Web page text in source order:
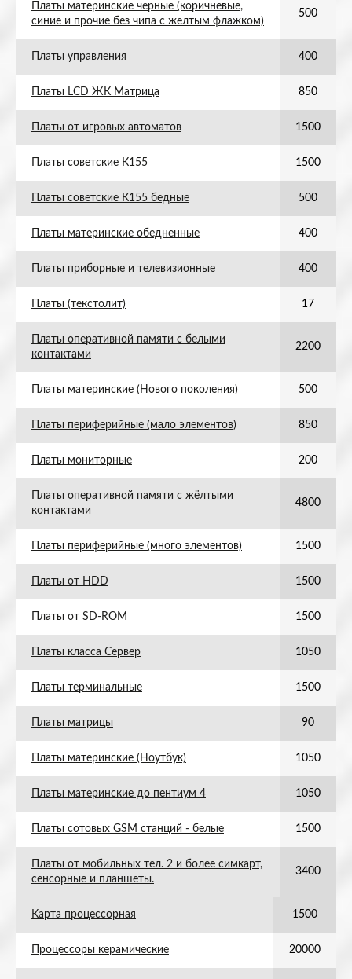
Платы материнские черные (коричневые,
синие и прочие без чипа с желтым флажком)
500
Платы управления 400
Платы LCD ЖК Матрица 850
Платы от игровых автоматов 1500
Платы советские К155 1500
Платы советские К155 бедные 500
Платы материнские обедненные 400
Платы приборные и телевизионные 400
Платы (текстолит) 17
Платы оперативной памяти с белыми
контактами
2200
Платы материнские (Нового поколения) 500
Платы периферийные (мало элементов) 850
Платы мониторные 200
Платы оперативной памяти с жёлтыми
контактами
4800
Платы периферийные (много элементов) 1500
Платы от HDD 1500
Платы от SD-ROM 1500
Платы класса Сервер 1050
Платы терминальные 1500
Платы матрицы 90
Платы материнские (Ноутбук) 1050
Платы материнские до пентиум 4 1050
Платы сотовых GSM станций - белые 1500
Платы от мобильных тел. 2 и более симкарт,
сенсорные и планшеты.
3400
Карта процессорная 1500
Процессоры керамические 20000